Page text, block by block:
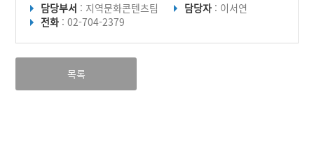
담당부서 : 지역문화콘텐츠팀 담당자 : 이서연
전화 : 02-704-2379
목록